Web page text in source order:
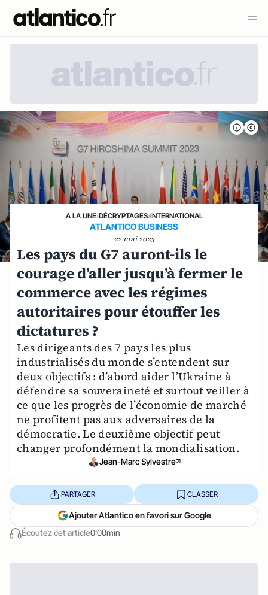
A LA UNE›DÉCRYPTAGES›INTERNATIONAL
ATLANTICO BUSINESS
22 mai 2023
Les pays du G7 auront-ils le
courage d’aller jusqu’à fermer le
commerce avec les régimes
autoritaires pour étouffer les
dictatures ?
Les dirigeants des 7 pays les plus
industrialisés du monde s’entendent sur
deux objectifs : d’abord aider l’Ukraine à
défendre sa souveraineté et surtout veiller à
ce que les progrès de l’économie de marché
ne profitent pas aux adversaires de la
démocratie. Le deuxième objectif peut
changer profondément la mondialisation.
Jean-Marc Sylvestre
Écoutez cet article0:00min
PARTAGER CLASSER
Ajouter Atlantico en favori sur Google